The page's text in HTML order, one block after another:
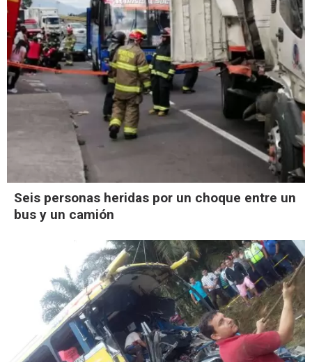
Seis personas heridas por un choque entre un
bus y un camión